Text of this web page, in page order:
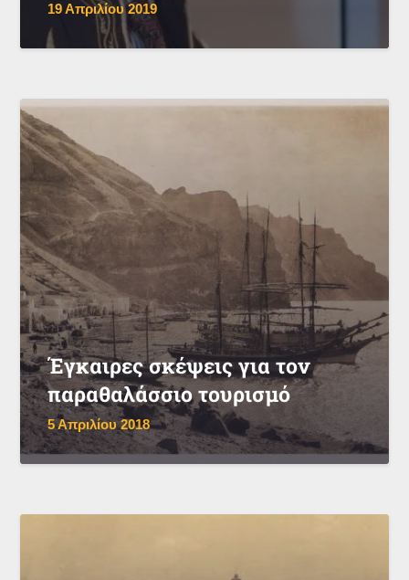
19 Απριλίου 2019
Έγκαιρες σκέψεις για τον
παραθαλάσσιο τουρισμό
5 Απριλίου 2018